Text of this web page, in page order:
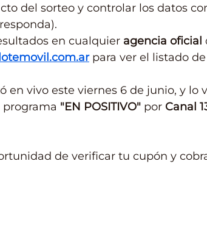
del sorteo y controlar los datos
en cualquier agencia oficial
para ver el listado
en vivo este viernes 6 de junio, y lo
programa "EN POSITIVO" por Canal
de verificar tu cupón y